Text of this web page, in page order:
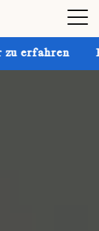
Hol dir bis zu